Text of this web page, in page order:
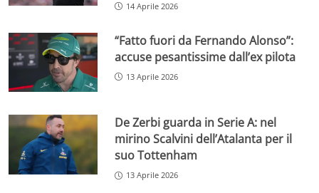
14 Aprile 2026
“Fatto fuori da Fernando Alonso”:
accuse pesantissime dall’ex pilota
13 Aprile 2026
De Zerbi guarda in Serie A: nel
mirino Scalvini dell’Atalanta per il
suo Tottenham
13 Aprile 2026